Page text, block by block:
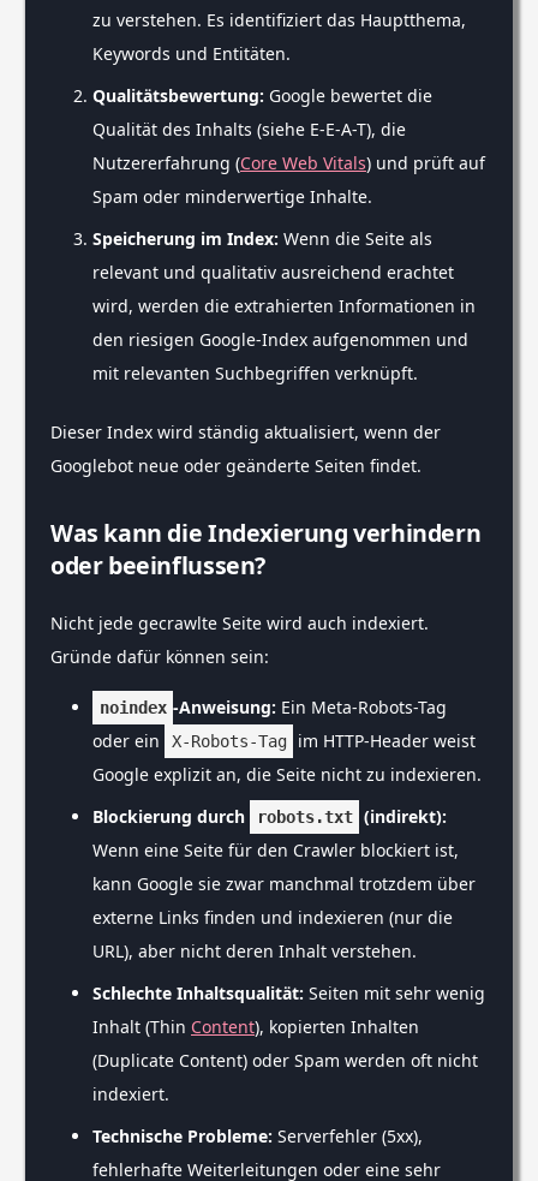
zu verstehen. Es identifiziert das Hauptthema,
Keywords und Entitäten.
Qualitätsbewertung: Google bewertet die
Qualität des Inhalts (siehe E-E-A-T), die
Nutzererfahrung (Core Web Vitals) und prüft auf
Spam oder minderwertige Inhalte.
Speicherung im Index: Wenn die Seite als
relevant und qualitativ ausreichend erachtet
wird, werden die extrahierten Informationen in
den riesigen Google-Index aufgenommen und
mit relevanten Suchbegriffen verknüpft.
Dieser Index wird ständig aktualisiert, wenn der
Googlebot neue oder geänderte Seiten findet.
Was kann die Indexierung verhindern
oder beeinflussen?
Nicht jede gecrawlte Seite wird auch indexiert.
Gründe dafür können sein:
noindex -Anweisung: Ein Meta-Robots-Tag
oder ein
X-Robots-Tag
im HTTP-Header weist
Google explizit an, die Seite nicht zu indexieren.
Blockierung durch
robots.txt (indirekt):
Wenn eine Seite für den Crawler blockiert ist,
kann Google sie zwar manchmal trotzdem über
externe Links finden und indexieren (nur die
URL), aber nicht deren Inhalt verstehen.
Schlechte Inhaltsqualität: Seiten mit sehr wenig
Inhalt (Thin Content), kopierten Inhalten
(Duplicate Content) oder Spam werden oft nicht
indexiert.
Technische Probleme: Serverfehler (5xx),
fehlerhafte Weiterleitungen oder eine sehr